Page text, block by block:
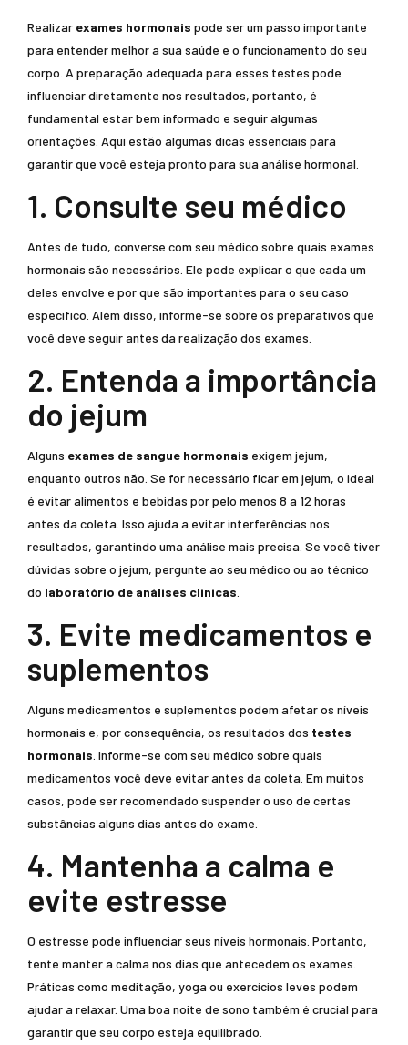
Realizar exames hormonais pode ser um passo importante
para entender melhor a sua saúde e o funcionamento do seu
corpo. A preparação adequada para esses testes pode
influenciar diretamente nos resultados, portanto, é
fundamental estar bem informado e seguir algumas
orientações. Aqui estão algumas dicas essenciais para
garantir que você esteja pronto para sua análise hormonal.
1. Consulte seu médico
Antes de tudo, converse com seu médico sobre quais exames
hormonais são necessários. Ele pode explicar o que cada um
deles envolve e por que são importantes para o seu caso
específico. Além disso, informe-se sobre os preparativos que
você deve seguir antes da realização dos exames.
2. Entenda a importância
do jejum
Alguns exames de sangue hormonais exigem jejum,
enquanto outros não. Se for necessário ficar em jejum, o ideal
é evitar alimentos e bebidas por pelo menos 8 a 12 horas
antes da coleta. Isso ajuda a evitar interferências nos
resultados, garantindo uma análise mais precisa. Se você tiver
dúvidas sobre o jejum, pergunte ao seu médico ou ao técnico
do laboratório de análises clínicas
3. Evite medicamentos e
suplementos
Alguns medicamentos e suplementos podem afetar os níveis
hormonais e, por consequência, os resultados dos testes
hormonais . Informe-se com seu médico sobre quais
medicamentos você deve evitar antes da coleta. Em muitos
casos, pode ser recomendado suspender o uso de certas
substâncias alguns dias antes do exame.
4. Mantenha a calma e
evite estresse
O estresse pode influenciar seus níveis hormonais. Portanto,
tente manter a calma nos dias que antecedem os exames.
Práticas como meditação, yoga ou exercícios leves podem
ajudar a relaxar. Uma boa noite de sono também é crucial para
garantir que seu corpo esteja equilibrado.